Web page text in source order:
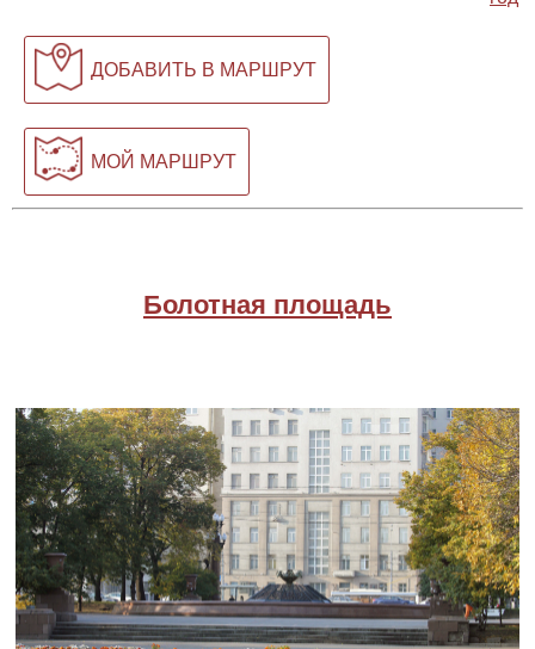
ДОБАВИТЬ В МАРШРУТ
МОЙ МАРШРУТ
Болотная площадь